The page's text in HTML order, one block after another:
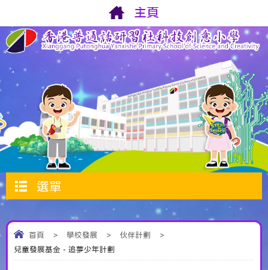
主頁
選單
首頁 > 學校發展 > 伙伴計劃
>
兒童發展基金 - 追夢少年計劃